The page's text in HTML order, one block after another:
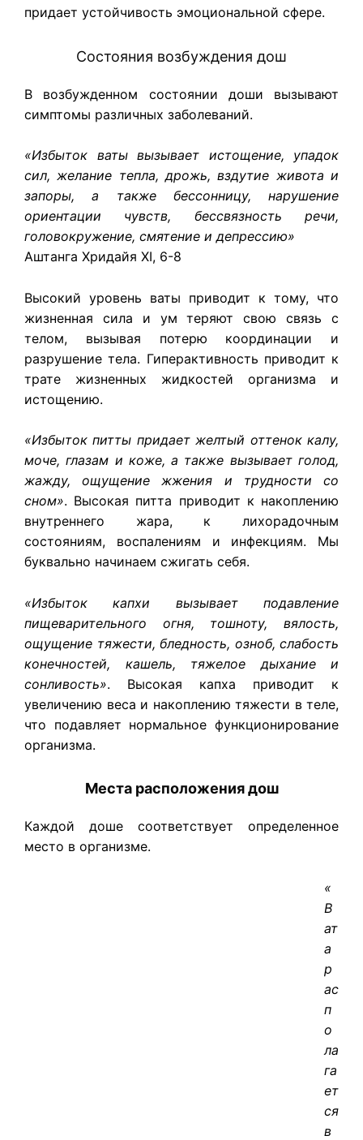
придает устойчивость эмоциональной сфере.
Состояния возбуждения дош
В возбужденном состоянии доши вызывают
симптомы различных заболеваний.
«Избыток ваты вызывает истощение, упадок
сил, желание тепла, дрожь, вздутие живота и
запоры, а также бессонницу, нарушение
ориентации чувств, бессвязность речи,
головокружение, смятение и депрессию»
Аштанга Хридайя XI, 6-8
Высокий уровень ваты приводит к тому, что
жизненная сила и ум теряют свою связь с
телом, вызывая потерю координации и
разрушение тела. Гиперактивность приводит к
трате жизненных жидкостей организма и
истощению.
«Избыток питты придает желтый оттенок калу,
моче, глазам и коже, а также вызывает голод,
жажду, ощущение жжения и трудности со
сном». Высокая питта приводит к накоплению
внутреннего жара, к лихорадочным
состояниям, воспалениям и инфекциям. Мы
буквально начинаем сжигать себя.
«Избыток капхи вызывает подавление
пищеварительного огня, тошноту, вялость,
ощущение тяжести, бледность, озноб, слабость
конечностей, кашель, тяжелое дыхание и
сонливость». Высокая капха приводит к
увеличению веса и накоплению тяжести в теле,
что подавляет нормальное функционирование
организма.
Места расположения дош
Каждой доше соответствует определенное
место в организме.
«
В
ат
а
р
ас
п
о
ла
га
ет
ся
в